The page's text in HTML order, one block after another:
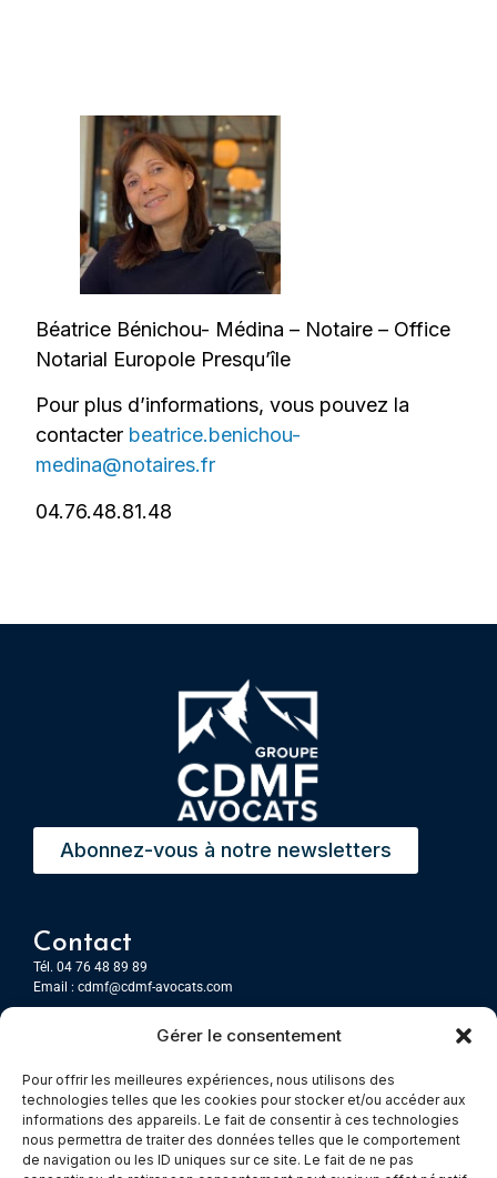
Gérer le consentement
Pour offrir les meilleures expériences, nous utilisons des
technologies telles que les cookies pour stocker et/ou accéder aux
informations des appareils. Le fait de consentir à ces technologies
nous permettra de traiter des données telles que le comportement
de navigation ou les ID uniques sur ce site. Le fait de ne pas
Béatrice Bénichou- Médina – Notaire – Office
Notarial Europole Presqu’île
Pour plus d’informations, vous pouvez la
contacter beatrice.benichou-
medina@notaires.fr
04.76.48.81.48
Abonnez-vous à notre newsletters
Contact
Tél. 04 76 48 89 89
Email : cdmf@cdmf-avocats.com
7 Place Firmin Gautier
CS 80476
38016 GRENOBLE, Cedex 1